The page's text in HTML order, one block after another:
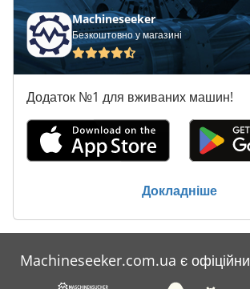
Machineseeker
Безкоштовно у магазині
Додаток №1 для вживаних машин!
Докладніше
Machineseeker.com.ua є